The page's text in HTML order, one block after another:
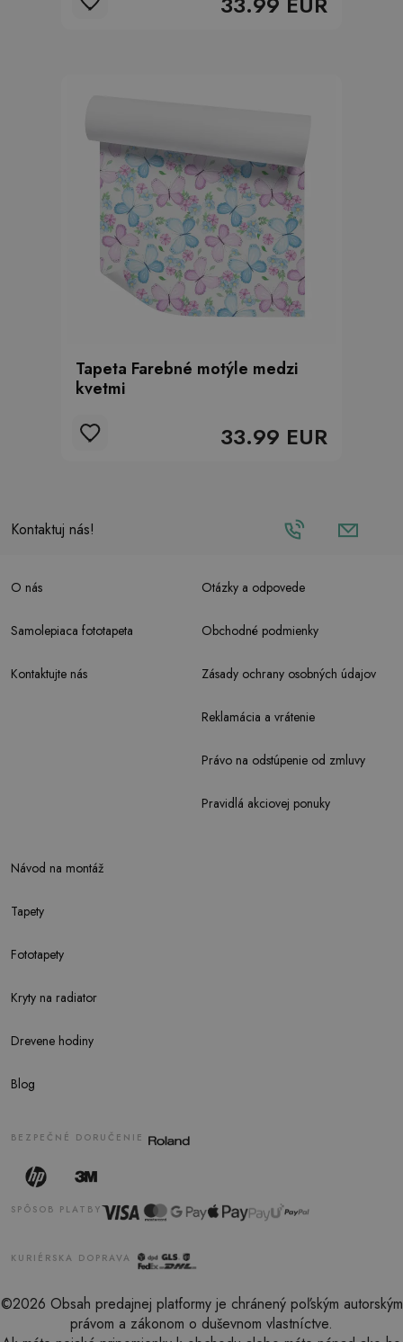
Tapeta Farebné motýle medzi
kvetmi
33.99 EUR
Kontaktuj nás!
O nás
Samolepiaca fototapeta
Kontaktujte nás
Návod na montáž
Tapety
Fototapety
Kryty na radiator
Drevene hodiny
Blog
Otázky a odpovede
Obchodné podmienky
Zásady ochrany osobných údajov
Reklamácia a vrátenie
Právo na odstúpenie od zmluvy
Pravidlá akciovej ponuky
BEZPEČNÉ DORUČENIE
KURIÉRSKA DOPRAVA
SPÔSOB PLATBY
©2026 Obsah predajnej platformy je chránený poľským autorským
právom a zákonom o duševnom vlastníctve.